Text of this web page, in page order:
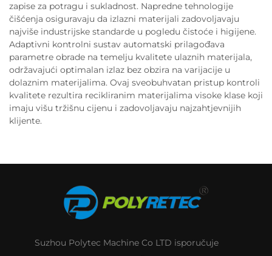
zapise za potragu i sukladnost. Napredne tehnologije
čišćenja osiguravaju da izlazni materijali zadovoljavaju
najviše industrijske standarde u pogledu čistoće i higijene.
Adaptivni kontrolni sustav automatski prilagođava
parametre obrade na temelju kvalitete ulaznih materijala,
održavajući optimalan izlaz bez obzira na varijacije u
dolaznim materijalima. Ovaj sveobuhvatan pristup kontroli
kvalitete rezultira recikliranim materijalima visoke klase koji
imaju višu tržišnu cijenu i zadovoljavaju najzahtjevnijih
klijente.
Suzhou Polytec Machine Co LTD isporučuje